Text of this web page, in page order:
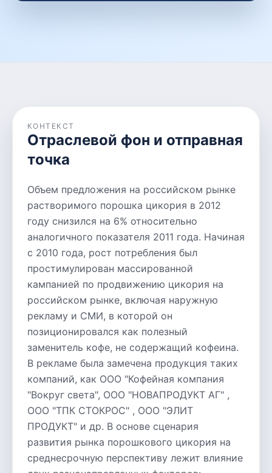
КОНТЕКСТ
Отраслевой фон и отправная
точка
Объем предложения на российском рынке
растворимого порошка цикория в 2012
году снизился на 6% относительно
аналогичного показателя 2011 года. Начиная
с 2010 года, рост потребления был
простимулирован массированной
кампанией по продвижению цикория на
российском рынке, включая наружную
рекламу и СМИ, в которой он
позиционировался как полезный
заменитель кофе, не содержащий кофеина.
В рекламе была замечена продукция таких
компаний, как ООО "Кофейная компания
"Вокруг света", ООО "НОВАПРОДУКТ АГ" ,
ООО "ТПК СТОКРОС" , ООО "ЭЛИТ
ПРОДУКТ" и др. В основе сценария
развития рынка порошкового цикория на
среднесрочную перспективу лежит влияние